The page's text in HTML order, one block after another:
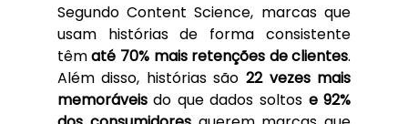
Segundo Content Science, marcas que
usam histórias de forma consistente
têm até 70% mais retenções de clientes.
Além disso, histórias são 22 vezes mais
memoráveis do que dados soltos e 92%